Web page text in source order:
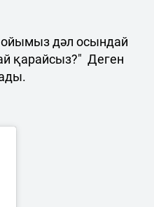
ойымыз дәл осындай
қарайсыз?" Деген